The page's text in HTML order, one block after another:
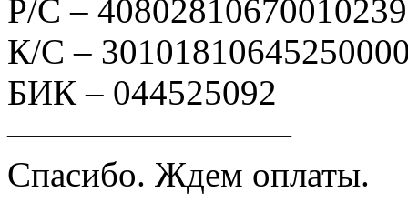
Р/С –
К/С –
БИК – 044525092
————————
Спасибо. Ждем оплаты.